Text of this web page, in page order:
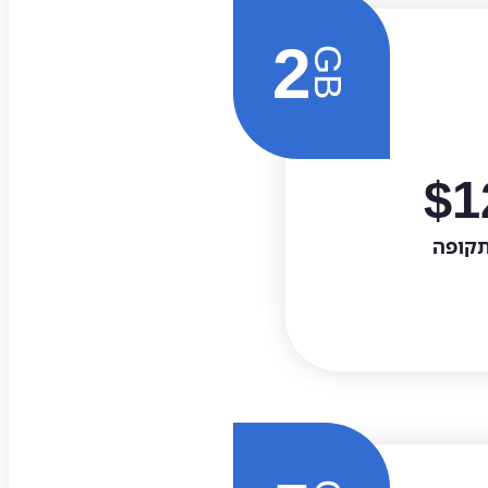
GB
2
$